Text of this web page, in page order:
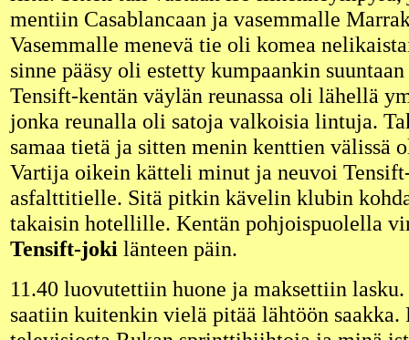
mentiin Casablancaan ja vasemmalle
Vasemmalle menevä tie oli komea
sinne pääsy oli estetty kumpaankin
Tensift-kentän väylän reunassa oli lähellä
jonka reunalla oli satoja valkoisia lintuja.
samaa tietä ja sitten menin kenttien välissä
Vartija oikein kätteli minut ja neuvoi
asfalttitielle. Sitä pitkin kävelin klubin
takaisin hotellille. Kentän pohjoispuolella
Tensift-joki länteen päin.
11.40 luovutettiin huone ja maksettiin
saatiin kuitenkin vielä pitää lähtöön saakka.